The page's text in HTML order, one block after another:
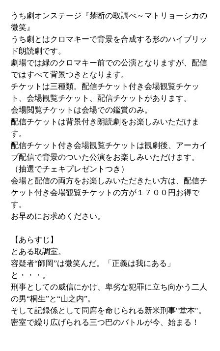
うち劇オンステージ『禁断の取調べ～マトリョーシカの
微笑』
うち劇とはクロマキーで背景を合成する形のハイブリッ
ド朗読劇です。
劇場では緑のクロマキー前での公演となりますが、配信
ではすべて背景つきとなります。
チケットは三種類。配信チケット付き会場観覧チケッ
ト、会場観覧チケット、配信チケットがあります。
会場閲覧チケットは会場での鑑賞のみ。
配信チケットは背景付き朗読劇をお楽しみいただけま
す。
配信チケット付き会場観覧チケットは観劇後、アーカイ
ブ配信で背景のついた公演をお楽しみいただけます。
（抽選でチェキプレゼントつき）
会場と配信の両方をお楽しみいただきたい方は、配信チ
ケット付き会場観覧チケットの方が１７００円お得で
す。
お早めにお求めください。
【あらすじ】
とある取調室。
容疑者“師岡”は微笑んだ。「正義は我にある」
と・・・。
刑事としての威信にかけ、卑劣な犯罪に立ち向かう二人
の男“桐生”と“山之内”。
そして記録係として同席を命じられる新米刑事"堂本"。
密室で繰り広げられる三つ巴のバトルが今、始まる！